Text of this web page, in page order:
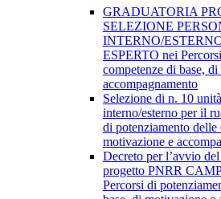
GRADUATORIA
SELEZIONE
INTERNO/
ESPERTO nei
competenze di base,
accompagnamento
Selezione di n. 10
interno/esterno per il
di potenziamento delle
motivazione e
Decreto per l’avvio
progetto PNRR
Percorsi di